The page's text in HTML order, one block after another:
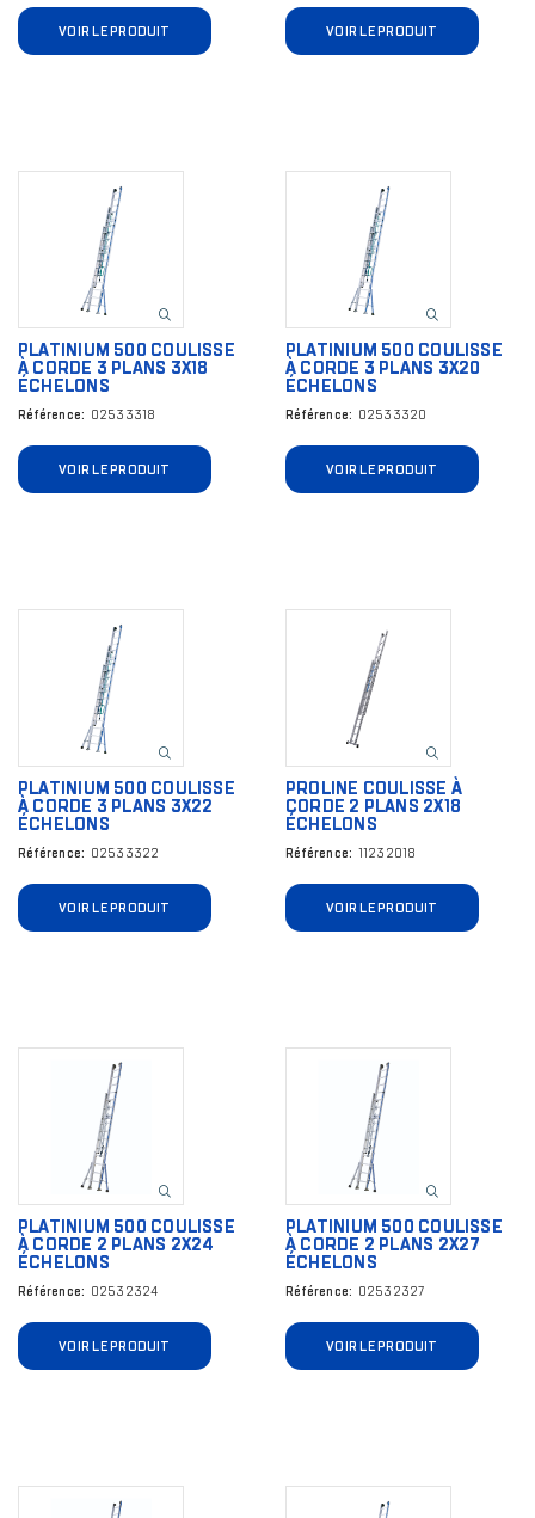
VOIR LE PRODUIT VOIR LE PRODUIT
PLATINIUM 500 COULISSE
À CORDE 3 PLANS 3X18
ÉCHELONS
Référence 02533318
VOIR LE PRODUIT
PLATINIUM 500 COULISSE
À CORDE 3 PLANS 3X20
ÉCHELONS
Référence 02533320
VOIR LE PRODUIT
PLATINIUM 500 COULISSE
À CORDE 3 PLANS 3X22
ÉCHELONS
Référence 02533322
VOIR LE PRODUIT
PROLINE COULISSE À
CORDE 2 PLANS 2X18
ÉCHELONS
Référence 11232018
VOIR LE PRODUIT
PLATINIUM 500 COULISSE
À CORDE 2 PLANS 2X24
ÉCHELONS
Référence 02532324
VOIR LE PRODUIT
PLATINIUM 500 COULISSE
À CORDE 2 PLANS 2X27
ÉCHELONS
Référence 02532327
VOIR LE PRODUIT